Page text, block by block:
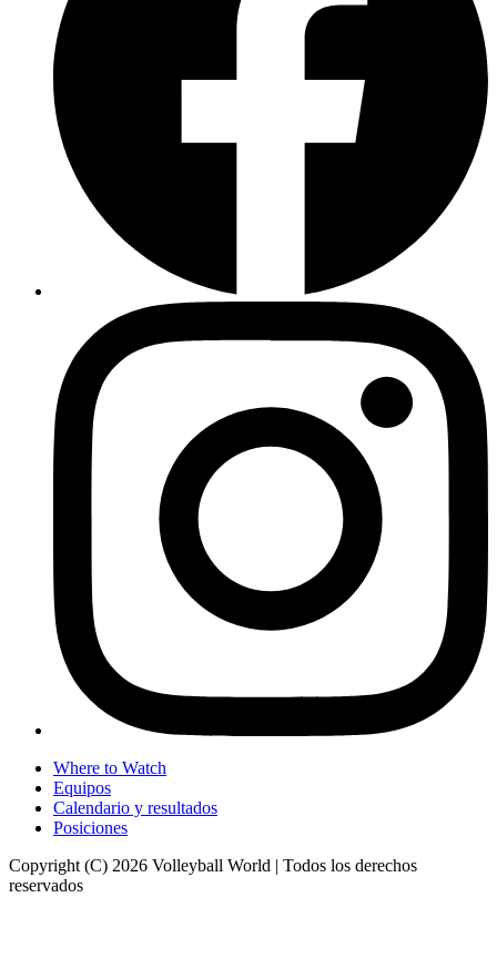
Where to Watch
Equipos
Calendario y resultados
Posiciones
Copyright (C) 2026 Volleyball World | Todos los derechos
reservados